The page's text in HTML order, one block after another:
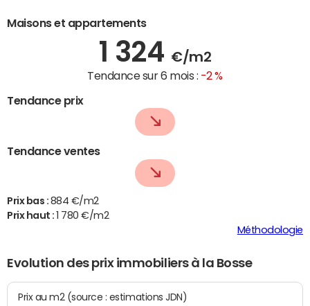
Maisons et appartements
1 324 €/m2
Tendance sur 6 mois : -2 %
Tendance prix
Tendance ventes
Prix bas : 884 €/m2
Prix haut :
1 780 €/m2
Méthodologie
Evolution des prix immobiliers à la Bosse
Prix au m2 (source : estimations JDN)